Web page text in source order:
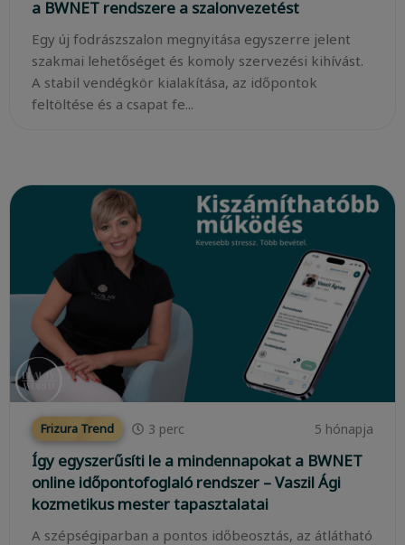
a BWNET rendszere a szalonvezetést
Egy új fodrászszalon megnyitása egyszerre jelent
szakmai lehetőséget és komoly szervezési kihívást.
A stabil vendégkör kialakítása, az időpontok
feltöltése és a csapat fe...
Frizura Trend 3 perc 5 hónapja
Így egyszerűsíti le a mindennapokat a BWNET
online időpontofoglaló rendszer – Vaszil Ági
kozmetikus mester tapasztalatai
A szépségiparban a pontos időbeosztás, az átlátható